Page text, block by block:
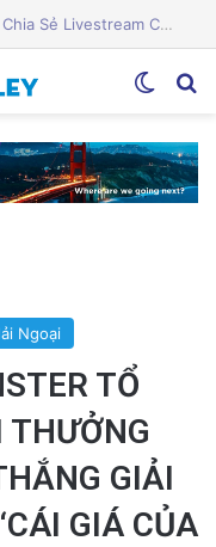
PGS.TS Hà Đình Đức: Di sản và Hành trình Cuộc đời của Nhà Khoa học Xuất sắc
Ngoại
TỔ
THƯỞNG
GIẢI
GIÁ CỦA